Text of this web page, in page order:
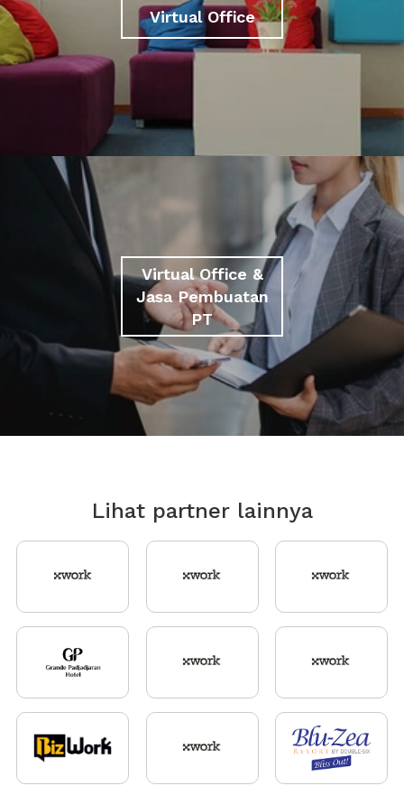
Virtual Office
Virtual Office &
Jasa Pembuatan
PT
Lihat partner lainnya